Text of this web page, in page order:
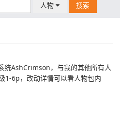
人物 搜索
统AshCrimson，与我的其他所有人
1-6p，改动详情可以看人物包内